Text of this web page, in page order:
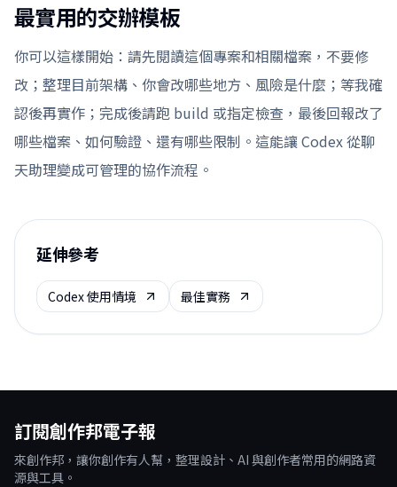
最實用的交辦模板
你可以這樣開始：請先閱讀這個專案和相關檔案，不要修
改；整理目前架構、你會改哪些地方、風險是什麼；等我確
認後再實作；完成後請跑 build 或指定檢查，最後回報改了
哪些檔案、如何驗證、還有哪些限制。這能讓 Codex 從聊
天助理變成可管理的協作流程。
延伸參考
Codex 使用情境 最佳實務
訂閱創作邦電子報
來創作邦，讓你創作有人幫，整理設計、AI 與創作者常用的網路資
源與工具。